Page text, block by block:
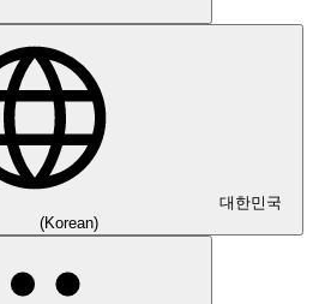
대한민국
(Korean)